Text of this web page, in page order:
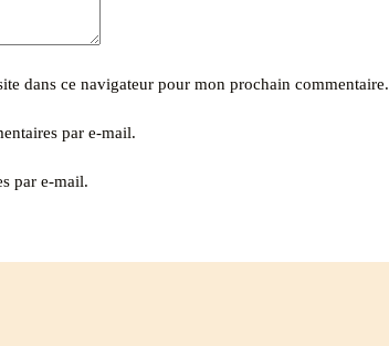
dans ce navigateur pour mon prochain commentaire.
par e-mail.
par e-mail.